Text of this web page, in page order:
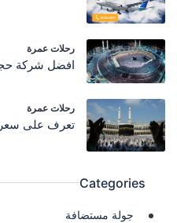
رحلات عمرة
افضل شركة
رحلات عمرة
تعرف على سعر
Categories
جولة مستضافة